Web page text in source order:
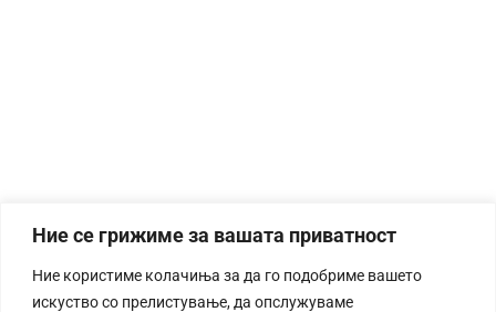
Ние се грижиме за вашата приватност
Ние користиме колачиња за да го подобриме вашето
искуство со прелистување, да опслужуваме